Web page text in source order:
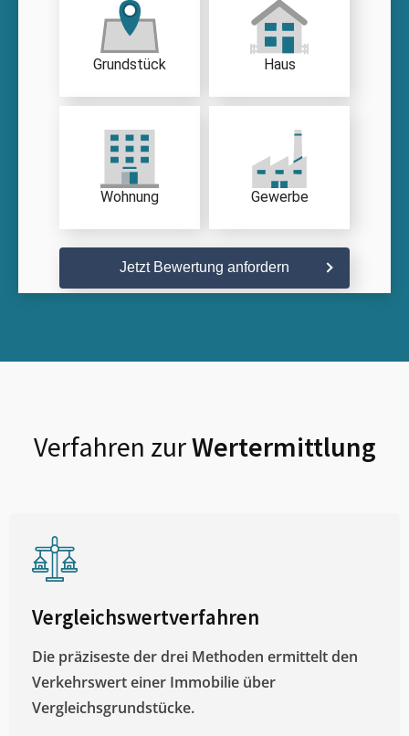
Grundstück Haus
Wohnung Gewerbe
Jetzt Bewertung anfordern
Verfahren zurWertermittlung
Vergleichswertverfahren
Die präziseste der drei Methoden ermittelt den
Verkehrswert einer Immobilie über
Vergleichsgrundstücke.